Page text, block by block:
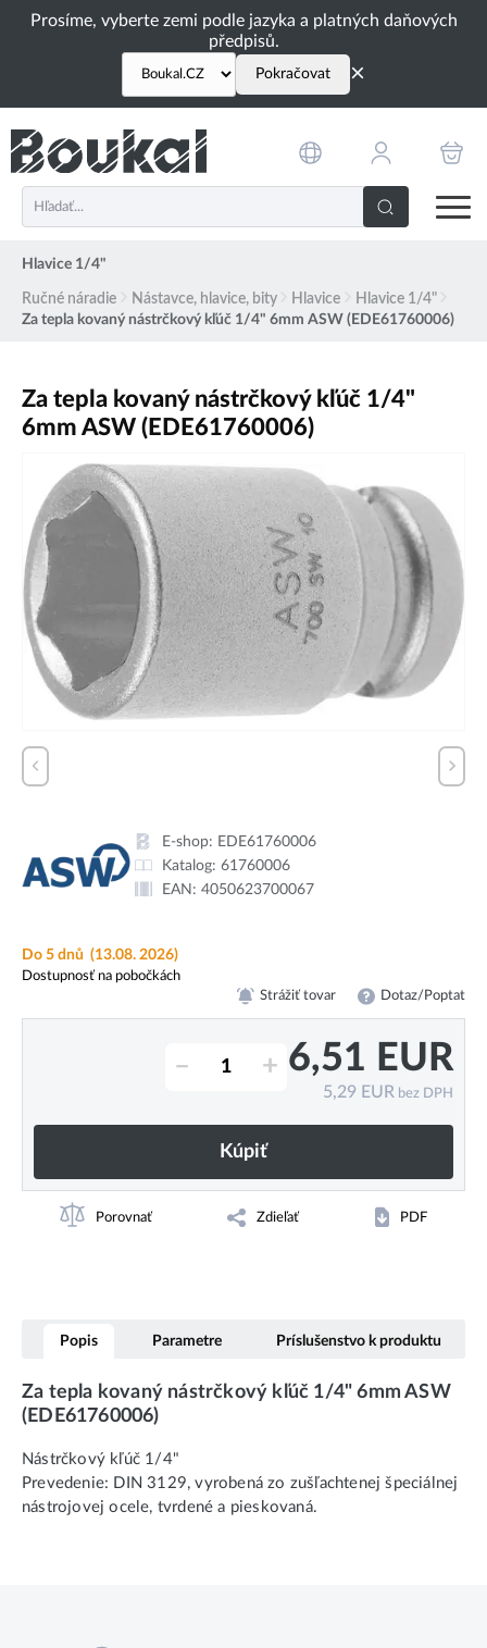
Prosíme, vyberte zemi podle jazyka a platných daňových
předpisů.
Pokračovat ×
Hlavice 1/4"
Ručné náradie Nástavce, hlavice, bity Hlavice
Hlavice 1/4"
Za tepla kovaný nástrčkový kľúč 1/4" 6mm ASW (EDE61760006)
Za tepla kovaný nástrčkový kľúč 1/4"
6mm ASW (EDE61760006)
E-shop: EDE61760006
Katalog: 61760006
EAN: 4050623700067
Do 5 dnů (13.08. 2026)
Dostupnosť na pobočkách
Strážiť tovar Dotaz/Poptat
– + 6,51 EUR
5,29 EUR bez DPH
Kúpiť
Porovnať Zdieľať PDF
Popis Parametre Príslušenstvo k produktu
Za tepla kovaný nástrčkový kľúč 1/4" 6mm ASW
(EDE61760006)
Nástrčkový kľúč 1/4"
Prevedenie: DIN 3129, vyrobená zo zušľachtenej špeciálnej
nástrojovej ocele, tvrdené a pieskovaná.